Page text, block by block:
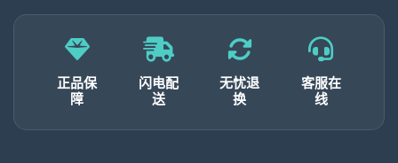
正品保
障
闪电配
送
无忧退
换
客服在
线